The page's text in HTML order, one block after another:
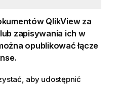
QlikViewza
zapisywania ich w
opublikować łącze
.
aby udostępnić